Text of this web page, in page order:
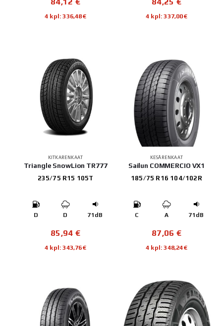
4 kpl: 336,48€ 4 kpl: 337,00€
KITKARENKAAT
Triangle SnowLion TR777
235/75 R15 105T
D D 71dB
85,94 €
4 kpl: 343,76€
KESÄRENKAAT
Sailun COMMERCIO VX1
185/75 R16 104/102R
C A 71dB
87,06 €
4 kpl: 348,24€